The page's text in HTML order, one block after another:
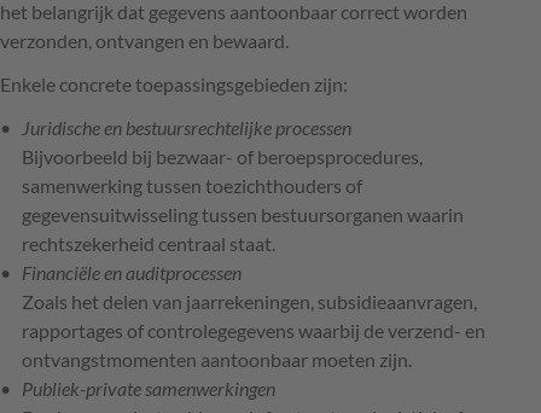
het belangrijk dat gegevens aantoonbaar correct worden
verzonden, ontvangen en bewaard.
Enkele concrete toepassingsgebieden zijn:
Juridische en bestuursrechtelijke processen
Bijvoorbeeld bij bezwaar- of beroepsprocedures,
samenwerking tussen toezichthouders of
gegevensuitwisseling tussen bestuursorganen waarin
rechtszekerheid centraal staat.
Financiële en auditprocessen
Zoals het delen van jaarrekeningen, subsidieaanvragen,
rapportages of controlegegevens waarbij de verzend- en
ontvangstmomenten aantoonbaar moeten zijn.
Publiek-private samenwerkingen